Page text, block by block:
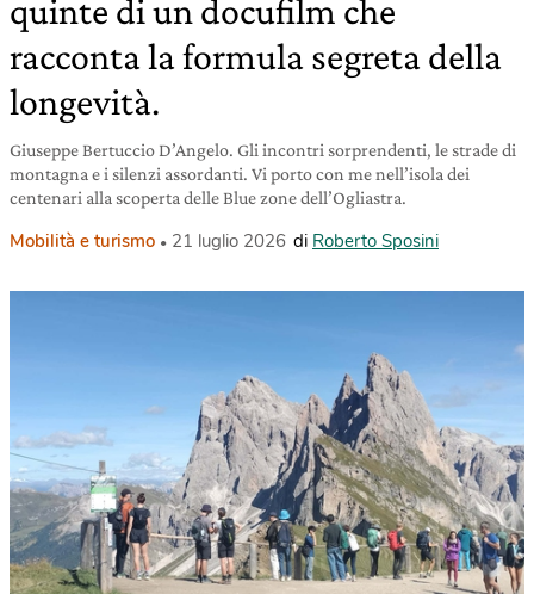
quinte di un docufilm che
racconta la formula segreta della
longevità.
Giuseppe Bertuccio D’Angelo. Gli incontri sorprendenti, le strade di
montagna e i silenzi assordanti. Vi porto con me nell’isola dei
centenari alla scoperta delle Blue zone dell’Ogliastra.
Mobilità e turismo 21 luglio 2026 di Roberto Sposini